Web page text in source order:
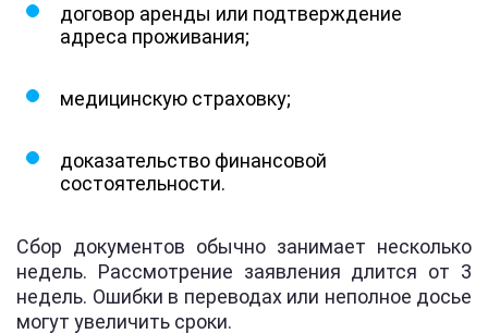
договор аренды или подтверждение
адреса проживания;
медицинскую страховку;
доказательство финансовой
состоятельности.
Сбор документов обычно занимает несколько
недель. Рассмотрение заявления длится от 3
недель. Ошибки в переводах или неполное досье
могут увеличить сроки.